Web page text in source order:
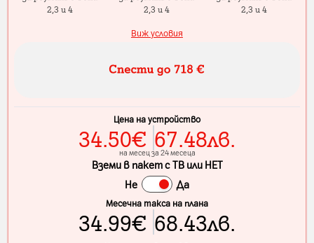
2,3 и 4
2,3 и 4
2,3 и 4
Виж условия
Цена на устройство
34.50€ 67.48лв.
на месец за 24 месеца
Вземи в пакет с ТВ или НЕТ
Не
Да
Месечна такса на плана
34.99€ 68.43лв.